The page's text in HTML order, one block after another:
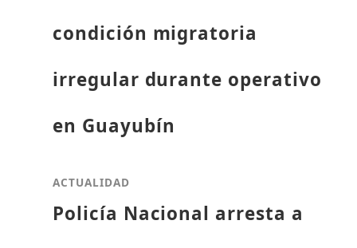
condición migratoria
irregular durante operativo
en Guayubín
ACTUALIDAD
Policía Nacional arresta a